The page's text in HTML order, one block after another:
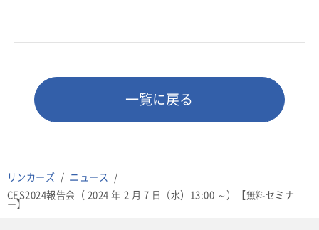
リンカーズ
ニュース
CES2024報告会（ 2024 年 2 月 7 日（水）13:00 ～）【無料セミナ
ー】
一覧に戻る